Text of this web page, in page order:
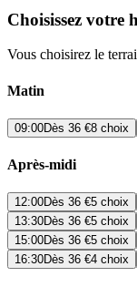
Choisissez votre
Vous choisirez le
Matin
09:00Dès 36 €8 choix
Après-midi
12:00Dès 36 €5 choix
13:30Dès 36 €5 choix
15:00Dès 36 €5 choix
16:30Dès 36 €4 choix